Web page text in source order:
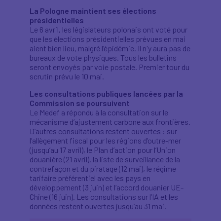
La Pologne maintient ses élections
présidentielles
Le 6 avril, les législateurs polonais ont voté pour
que les élections présidentielles prévues en mai
aient bien lieu, malgré l’épidémie. Il n'y aura pas de
bureaux de vote physiques. Tous les bulletins
seront envoyés par voie postale. Premier tour du
scrutin prévu le 10 mai.
Les consultations publiques lancées par la
Commission se poursuivent
Le Medef a répondu à la consultation sur le
mécanisme d’ajustement carbone aux frontières.
D’autres consultations restent ouvertes : sur
l’allègement fiscal pour les régions d’outre-mer
(jusqu’au 17 avril), le Plan d’action pour l’Union
douanière (21 avril), la liste de surveillance de la
contrefaçon et du piratage (12 mai), le régime
tarifaire préférentiel avec les pays en
développement (3 juin) et l’accord douanier UE-
Chine (16 juin). Les consultations sur l’IA et les
données restent ouvertes jusqu’au 31 mai.